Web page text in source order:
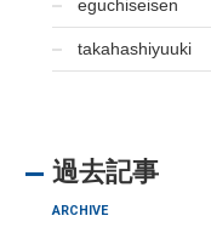
eguchiseisen
takahashiyuuki
過去記事
ARCHIVE